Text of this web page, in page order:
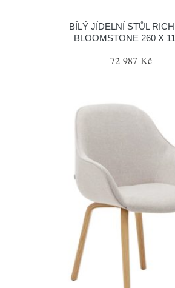
BÍLÝ JÍDELNÍ STŮL
BLOOMSTONE 260 X
72 987 Kč